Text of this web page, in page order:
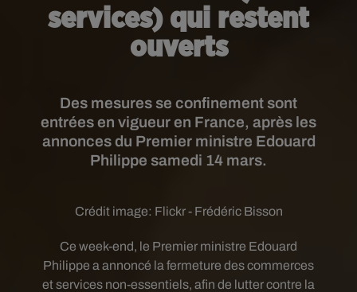
services) qui restent
ouverts
Des mesures se confinement sont
entrées en vigueur en France, après les
annonces du Premier ministre Edouard
Philippe samedi 14 mars.
Crédit image: Flickr - Frédéric Bisson
Ce week-end, le Premier ministre Edouard
Philippe a annoncé la fermeture des commerces
et services non-essentiels, afin de lutter contre la